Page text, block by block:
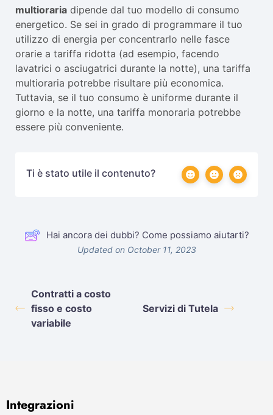
multioraria dipende dal tuo modello di consumo
energetico. Se sei in grado di programmare il tuo
utilizzo di energia per concentrarlo nelle fasce
orarie a tariffa ridotta (ad esempio, facendo
lavatrici o asciugatrici durante la notte), una tariffa
multioraria potrebbe risultare più economica.
Tuttavia, se il tuo consumo è uniforme durante il
giorno e la notte, una tariffa monoraria potrebbe
essere più conveniente.
Ti è stato utile il contenuto?
Hai ancora dei dubbi? Come possiamo aiutarti?
Updated on October 11, 2023
Contratti a costo
fisso e costo
variabile
Servizi di Tutela
Integrazioni